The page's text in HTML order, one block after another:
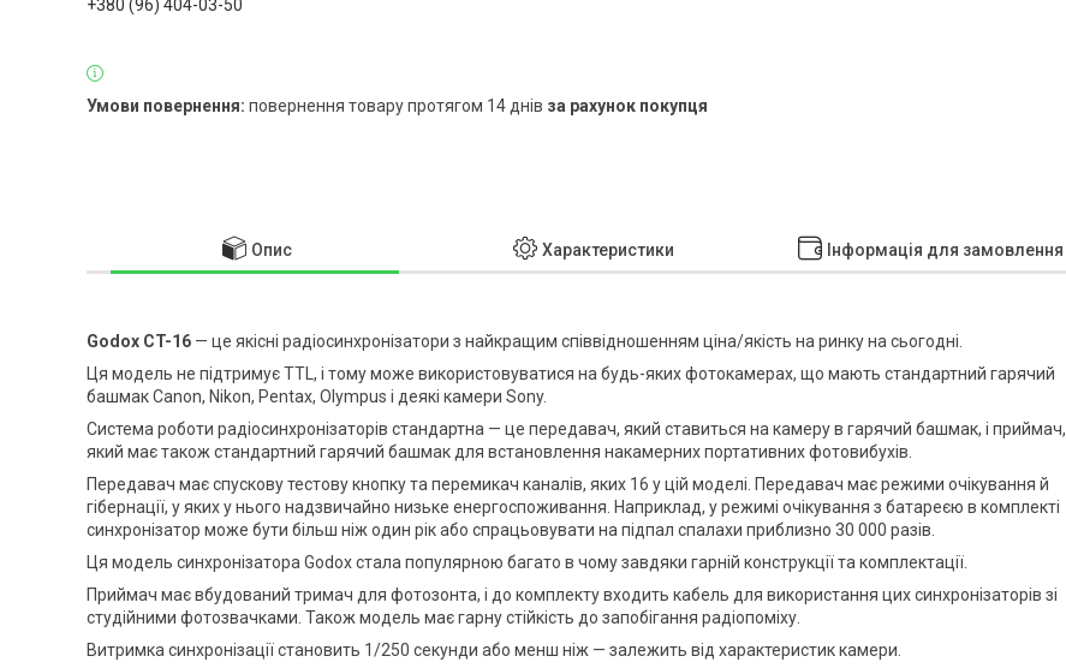
+380 (96) 404-03-50
повернення товару протягом 14 днів за рахунок покупця
Опис Характеристики Інформація для замовлення
Godox CT-16 — це якісні радіосинхронізатори з найкращим співвідношенням ціна/якість на ринку на сьогодні.
Ця модель не підтримує TTL, і тому може використовуватися на будь-яких фотокамерах, що мають стандартний гарячий
башмак Canon, Nikon, Pentax, Olympus і деякі камери Sony.
Система роботи радіосинхронізаторів стандартна — це передавач, який ставиться на камеру в гарячий башмак, і приймач,
який має також стандартний гарячий башмак для встановлення накамерних портативних фотовибухів.
Передавач має спускову тестову кнопку та перемикач каналів, яких 16 у цій моделі. Передавач має режими очікування й
гібернації, у яких у нього надзвичайно низьке енергоспоживання. Наприклад, у режимі очікування з батареєю в комплекті
синхронізатор може бути більш ніж один рік або спрацьовувати на підпал спалахи приблизно 30 000 разів.
Ця модель синхронізатора Godox стала популярною багато в чому завдяки гарній конструкції та комплектації.
Приймач має вбудований тримач для фотозонта, і до комплекту входить кабель для використання цих синхронізаторів зі
студійними фотозвачками. Також модель має гарну стійкість до запобігання радіопоміху.
Витримка синхронізації становить 1/250 секунди або менш ніж — залежить від характеристик камери.